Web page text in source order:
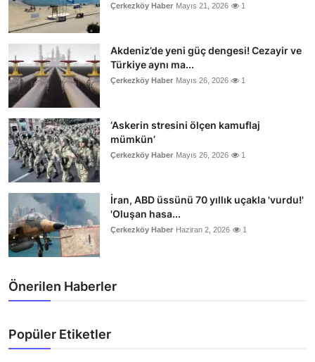
Çerkezköy Haber Mayıs 21, 2026 1
Akdeniz’de yeni güç dengesi! Cezayir ve
Türkiye aynı ma...
Çerkezköy Haber Mayıs 26, 2026 1
‘Askerin stresini ölçen kamuflaj
mümkün’
Çerkezköy Haber Mayıs 26, 2026 1
İran, ABD üssünü 70 yıllık uçakla 'vurdu!'
'Oluşan hasa...
Çerkezköy Haber Haziran 2, 2026 1
Önerilen Haberler
Popüler Etiketler